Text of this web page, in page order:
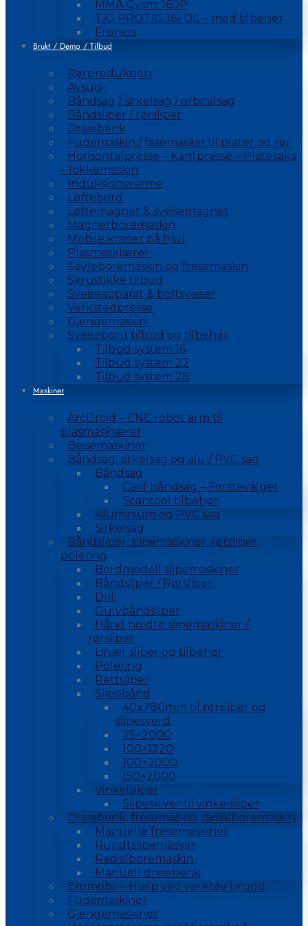
MMA Gysmi 160P
TIG PROTIG 161 DC – med tilbehør
Fronius
Brukt / Demo / Tilbud
Rørproduksjon
Avsug-
Båndsag / sirkelsag / orbitalsag
Båndsliper / rørsliper
Dreiebenk
Fugemaskin / fasemaskin til plater og rør
Horisontalpresse – Kantpresse – Platesaks
– lokkemaskin
Induksjonsvarme
Løftebord
Løftemagnet & sveisemagnet
Magnetboremaskin
Mobile kraner på hjul
Plasmaskjærer-
Søyleboremaskin og fresemaskin
Skrustikke tilbud
Sveiseapparat & boltsveiser
Verkstedpresse
Gjengemaskin-
Sveisebord tilbud og tilbehør
Tilbud system 16
Tilbud system 22
Tilbud system 28
Maskiner
ArcDroid – CNC robot arm til
plasmaskjærer
Beisemaskiner
Båndsag, sirkelsag og alu / PVC sag
Båndsag
Carif båndsag – Førstevalget
Scantool tilbehør
Aluminium og PVC sag
Sirkelsag
Båndsliper, slipemaskiner, rørsliper,
polering
Bordmodell slipemaskiner
Båndsliper / Rørsliper
Drill
Gulvbåndsliper
Hånd holdte slipemaskiner /
rørsliper
Linær sliper og tilbehør
Polering
Rettsliper
Slipebånd
40x780mm til rørsliper og
slipesverd
75×2000
100×1220
100×2000
150×2000
Vinkelsliper
Slipeskiver til vinkelsliper
Dreiebenk, fresemaskin, radialboremaskin
Manuelle fresemaskiner
Rundtslipemaskin
Radialboremaskin
Manuell dreiebenk
Eromobil – Hjelp ved verktøy brudd
Fugemaskiner
Gjengemaskiner